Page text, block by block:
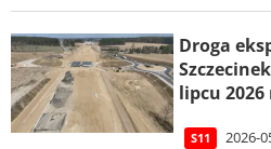
Droga
lipcu 2026
S11 2026-